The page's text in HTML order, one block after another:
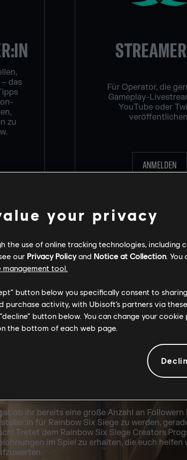
das
zu
Für Operator, die
Gameplay-
YouTube oder
ANMELDEN
ZUGRIFF AUF EINZIGARTIGE
ob ihr bereits eine große Anzahl an
für Rainbow Six Siege zu werden,
Tretet dem Rainbow Six Siege Creators
im Spiel zu erhalten, die euch
your privacy
the use of online tracking technologies, including
our Privacy Policyand Notice at Collection. You
management tool.
button below you specifically consent to
activity, with Ubisoft’s partners via
button below. You can change your
the bottom of each web page.